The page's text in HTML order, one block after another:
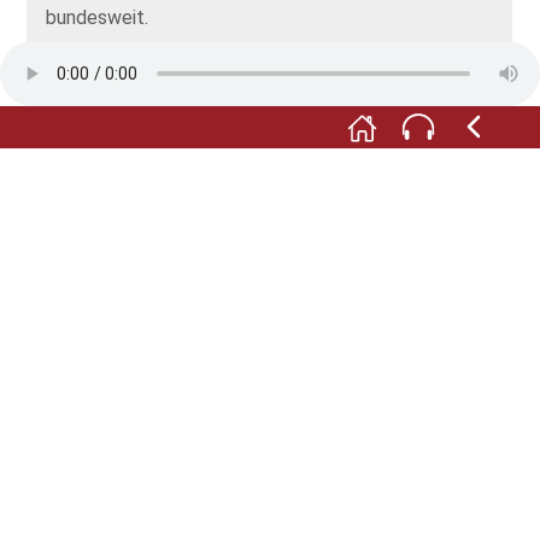
bundesweit.
Deutschland gilt als der härteste Biermarkt der Welt